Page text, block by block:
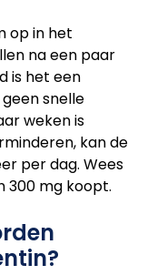
op in het
na een paar
is het een
snelle
weken is
kan de
per dag. Wees
300 mg koopt.